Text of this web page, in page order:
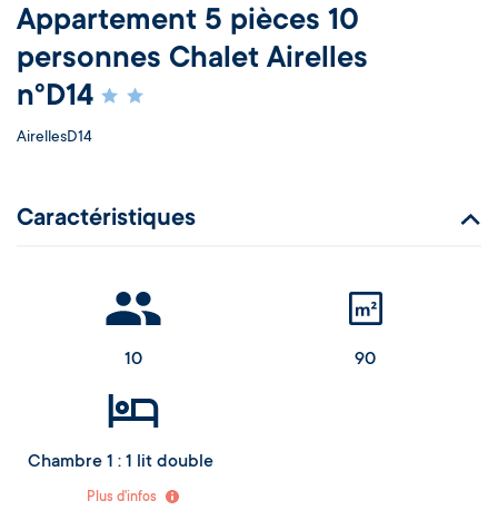
Appartement 5 pièces 10
personnes Chalet Airelles
n°D14
AirellesD14
Caractéristiques
10 90
Chambre 1 : 1 lit double
Chambre 2 : 1 lit double
Plus d'infos